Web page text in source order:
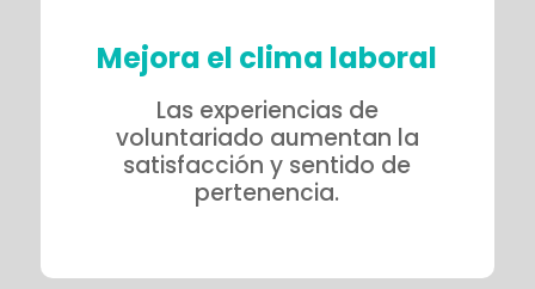
Mejora el clima laboral
Las experiencias de
voluntariado aumentan la
satisfacción y sentido de
pertenencia.